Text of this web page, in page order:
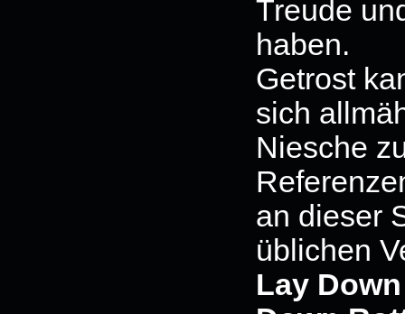
Treude
haben.
Getrost
sich
Niesche
an dieser
üblichen
Lay